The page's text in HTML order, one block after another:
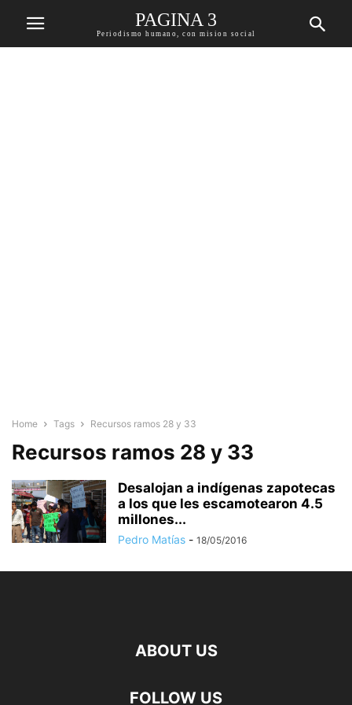
PAGINA 3
Periodismo humano, con mision social
Home Tags Recursos ramos 28 y 33
Recursos ramos 28 y 33
Desalojan a indígenas zapotecas
a los que les escamotearon 4.5
millones...
Pedro Matías - 18/05/2016
ABOUT US
FOLLOW US